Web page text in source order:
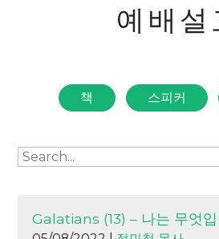
예배설
책 스피커
Galatians (13) – 나는 무엇